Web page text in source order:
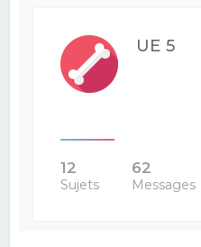
UE 5
12
Sujets
62
Messages